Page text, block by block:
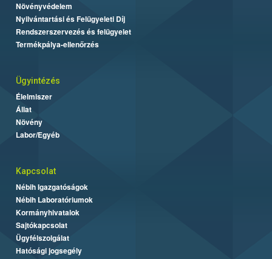
Növényvédelem
Nyilvántartási és Felügyeleti Díj
Rendszerszervezés és felügyelet
Termékpálya-ellenőrzés
Ügyintézés
Élelmiszer
Állat
Növény
Labor/Egyéb
Kapcsolat
Nébih Igazgatóságok
Nébih Laboratóriumok
Kormányhivatalok
Sajtókapcsolat
Ügyfélszolgálat
Hatósági jogsegély